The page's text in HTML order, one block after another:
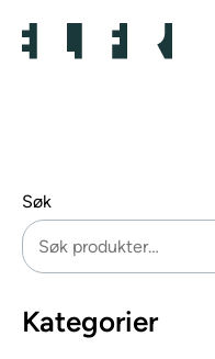
rett
Søk
Kategorier